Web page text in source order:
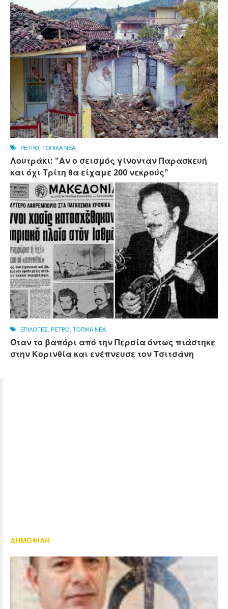
ΡΕΤΡΟ, ΤΟΠΙΚΑ ΝΕΑ
Λουτράκι: "Αν ο σεισμός γίνονταν Παρασκευή
και όχι Τρίτη θα είχαμε 200 νεκρούς"
ΕΠΙΛΟΓΕΣ, ΡΕΤΡΟ, ΤΟΠΙΚΑ ΝΕΑ
Όταν το βαπόρι από την Περσία όντως πιάστηκε
στην Κορινθία και ενέπνευσε τον Τσιτσάνη
ΔΗΜΟΦΙΛΗ